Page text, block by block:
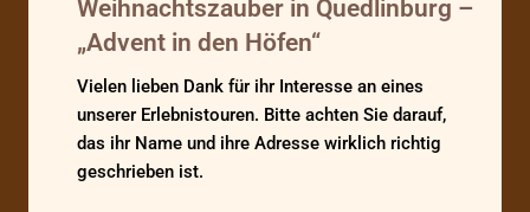
Weihnachtszauber in Quedlinburg –
„Advent in den Höfen“
Vielen lieben Dank für ihr Interesse an eines
unserer Erlebnistouren. Bitte achten Sie darauf,
das ihr Name und ihre Adresse wirklich richtig
geschrieben ist.